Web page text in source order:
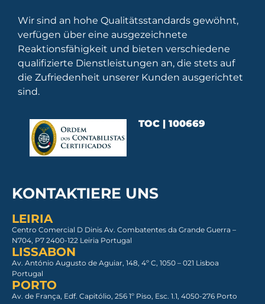
Wir sind an hohe Qualitätsstandards gewöhnt,
verfügen über eine ausgezeichnete
Reaktionsfähigkeit und bieten verschiedene
qualifizierte Dienstleistungen an, die stets auf
die Zufriedenheit unserer Kunden ausgerichtet
sind.
TOC | 100669
KONTAKTIERE UNS
LEIRIA
Centro Comercial D Dinis Av. Combatentes da Grande Guerra –
N704, P7 2400-122 Leiria Portugal
LISSABON
Av. António Augusto de Aguiar, 148, 4º C, 1050 – 021 Lisboa​
Portugal
PORTO
Av. de França, Edf. Capitólio, 256 1º Piso, Esc. 1.1, 4050-276 Porto